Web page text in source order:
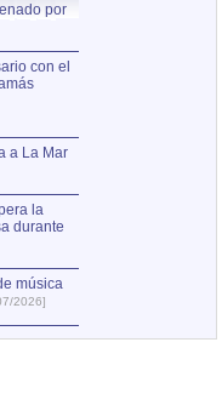
por
con el
a La Mar
la
durante
música
2026]